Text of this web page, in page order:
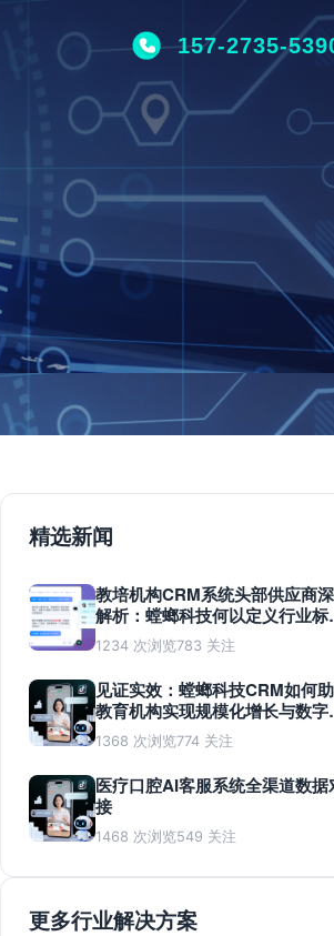
157-2735-
精选新闻
教培机构CRM系统头部供应商
解析：螳螂科技何以定义行业标
准？
1234 次浏览783 关注
见证实效：螳螂科技CRM如何
教育机构实现规模化增长与数字
蜕变
1368 次浏览774 关注
医疗口腔AI客服系统全渠道数据
接
1468 次浏览549 关注
更多行业解决方案